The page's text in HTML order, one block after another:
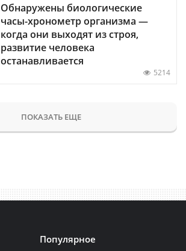
Обнаружены биологические
часы-хронометр организма —
когда они выходят из строя,
развитие человека
останавливается
5214
ПОКАЗАТЬ ЕЩЕ
Популярное